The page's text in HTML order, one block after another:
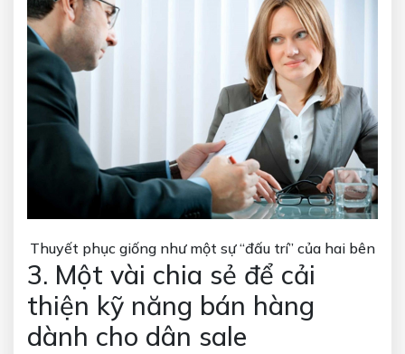
Thuyết phục giống như một sự “đấu trí” của hai bên
3. Một vài chia sẻ để cải
thiện kỹ năng bán hàng
dành cho dân sale